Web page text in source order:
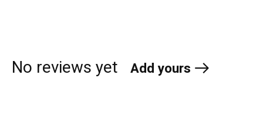
No reviews yet Add yours